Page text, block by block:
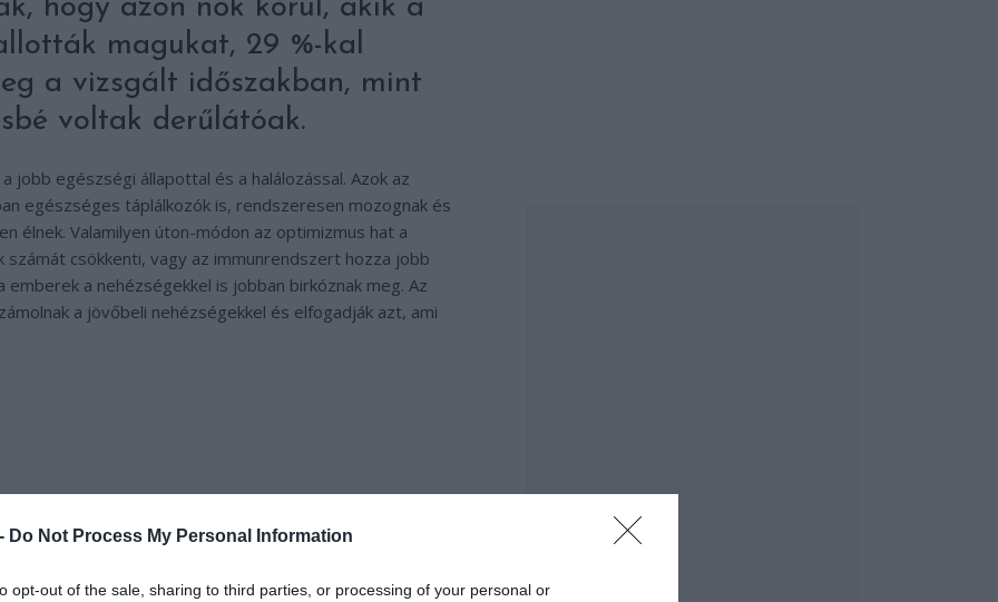
Do Not Process My Personal Information
opt-out of the sale, sharing to third parties, or processing of your personal or
hogy azon nők körül, akik a
magukat, 29 %-kal
a vizsgált időszakban, mint
voltak derűlátóak.
jobb egészségi állapottal és a halálozással. Azok az
egészséges táplálkozók is, rendszeresen mozognak és
élnek. Valamilyen úton-módon az optimizmus hat a
számát csökkenti, vagy az immunrendszert hozza jobb
a nehézségekkel is jobban birkóznak meg. Az
a jövőbeli nehézségekkel és elfogadják azt, ami